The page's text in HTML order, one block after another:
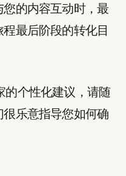
的内容互动时，最
最后阶段的转化目
的个性化建议，请随
乐意指导您如何确